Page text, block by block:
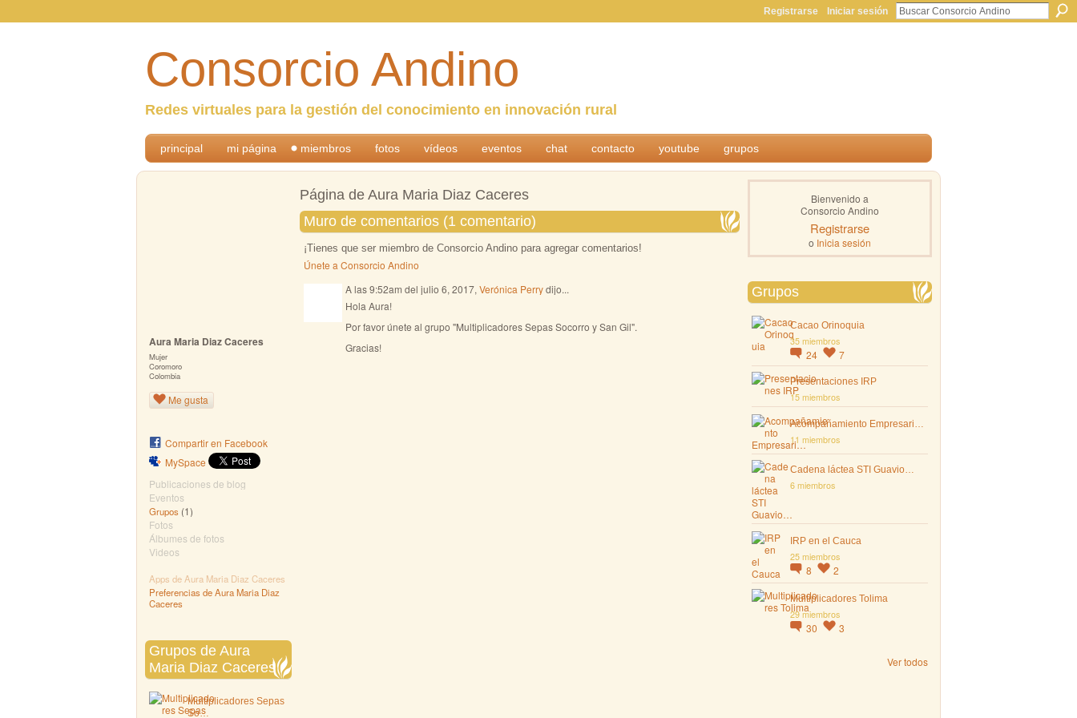
Registrarse Iniciar sesión
Consorcio Andino
Redes virtuales para la gestión del conocimiento en innovación rural
principal mi página miembros fotos vídeos eventos chat contacto youtube grupos
Aura Maria Diaz Caceres
Mujer
Coromoro
Colombia
Me gusta
Compartir en Facebook
MySpace
Publicaciones de blog
Eventos
Grupos (1)
Fotos
Álbumes de fotos
Videos
Apps de Aura Maria Diaz Caceres
Preferencias de Aura Maria Diaz
Caceres
Grupos de Aura
Maria Diaz Caceres
Multiplicadores Sepas
So…
Página de Aura Maria Diaz Caceres
Muro de comentarios (1 comentario)
¡Tienes que ser miembro de Consorcio Andino para agregar comentarios!
Únete a Consorcio Andino
A las 9:52am del julio 6, 2017, Verónica Perrydijo...
Hola Aura!
Por favor únete al grupo "Multiplicadores Sepas Socorro y San Gil".
Gracias!
Bienvenido a
Consorcio Andino
Registrarse
o Inicia sesión
Grupos
Cacao Orinoquia
35 miembros
24 7
Presentaciones IRP
15 miembros
Acompañamiento Empresari…
11 miembros
Cadena láctea STI Guavio…
6 miembros
IRP en el Cauca
25 miembros
8 2
Multiplicadores Tolima
29 miembros
30 3
Ver todos